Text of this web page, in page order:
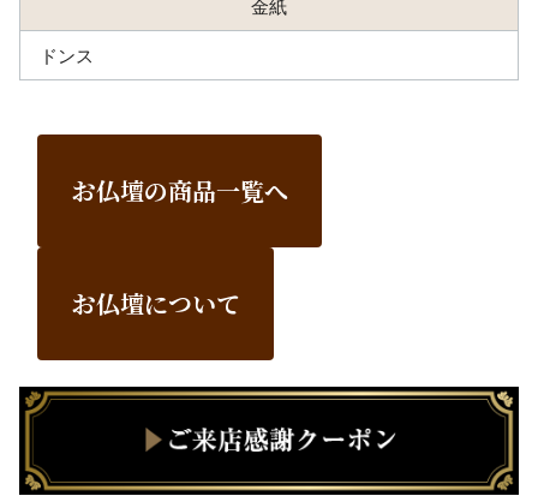
金紙
ドンス
お仏壇の商品一覧へ
お仏壇について